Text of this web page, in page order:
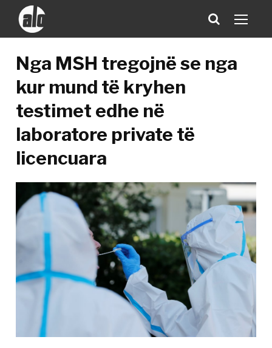
Nga MSH tregojnë se nga
kur mund të kryhen
testimet edhe në
laboratore private të
licencuara